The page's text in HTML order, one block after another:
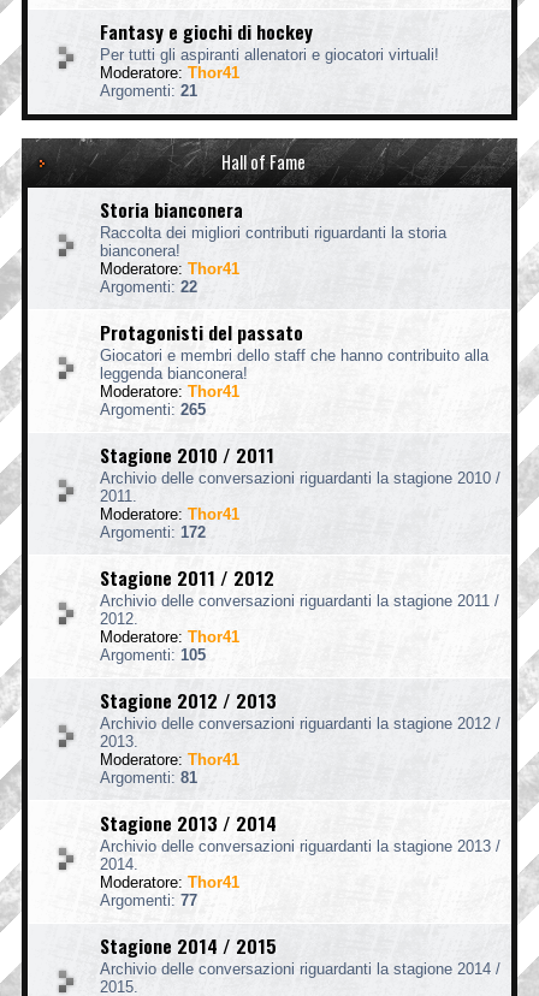
Fantasy e giochi di hockey
Per tutti gli aspiranti allenatori e giocatori virtuali!
Moderatore: Thor41
Argomenti: 21
Hall of Fame
Storia bianconera
Raccolta dei migliori contributi riguardanti la storia
bianconera!
Moderatore: Thor41
Argomenti: 22
Protagonisti del passato
Giocatori e membri dello staff che hanno contribuito alla
leggenda bianconera!
Moderatore: Thor41
Argomenti: 265
Stagione 2010 / 2011
Archivio delle conversazioni riguardanti la stagione 2010 /
2011.
Moderatore: Thor41
Argomenti: 172
Stagione 2011 / 2012
Archivio delle conversazioni riguardanti la stagione 2011 /
2012.
Moderatore: Thor41
Argomenti: 105
Stagione 2012 / 2013
Archivio delle conversazioni riguardanti la stagione 2012 /
2013.
Moderatore: Thor41
Argomenti: 81
Stagione 2013 / 2014
Archivio delle conversazioni riguardanti la stagione 2013 /
2014.
Moderatore: Thor41
Argomenti: 77
Stagione 2014 / 2015
Archivio delle conversazioni riguardanti la stagione 2014 /
2015.